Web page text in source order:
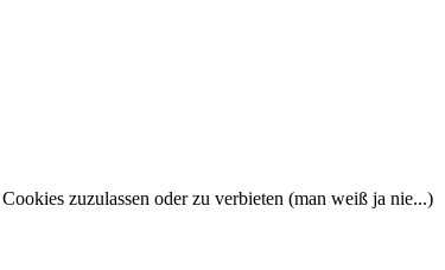
zuzulassen oder zu verbieten (man weiß ja nie...)